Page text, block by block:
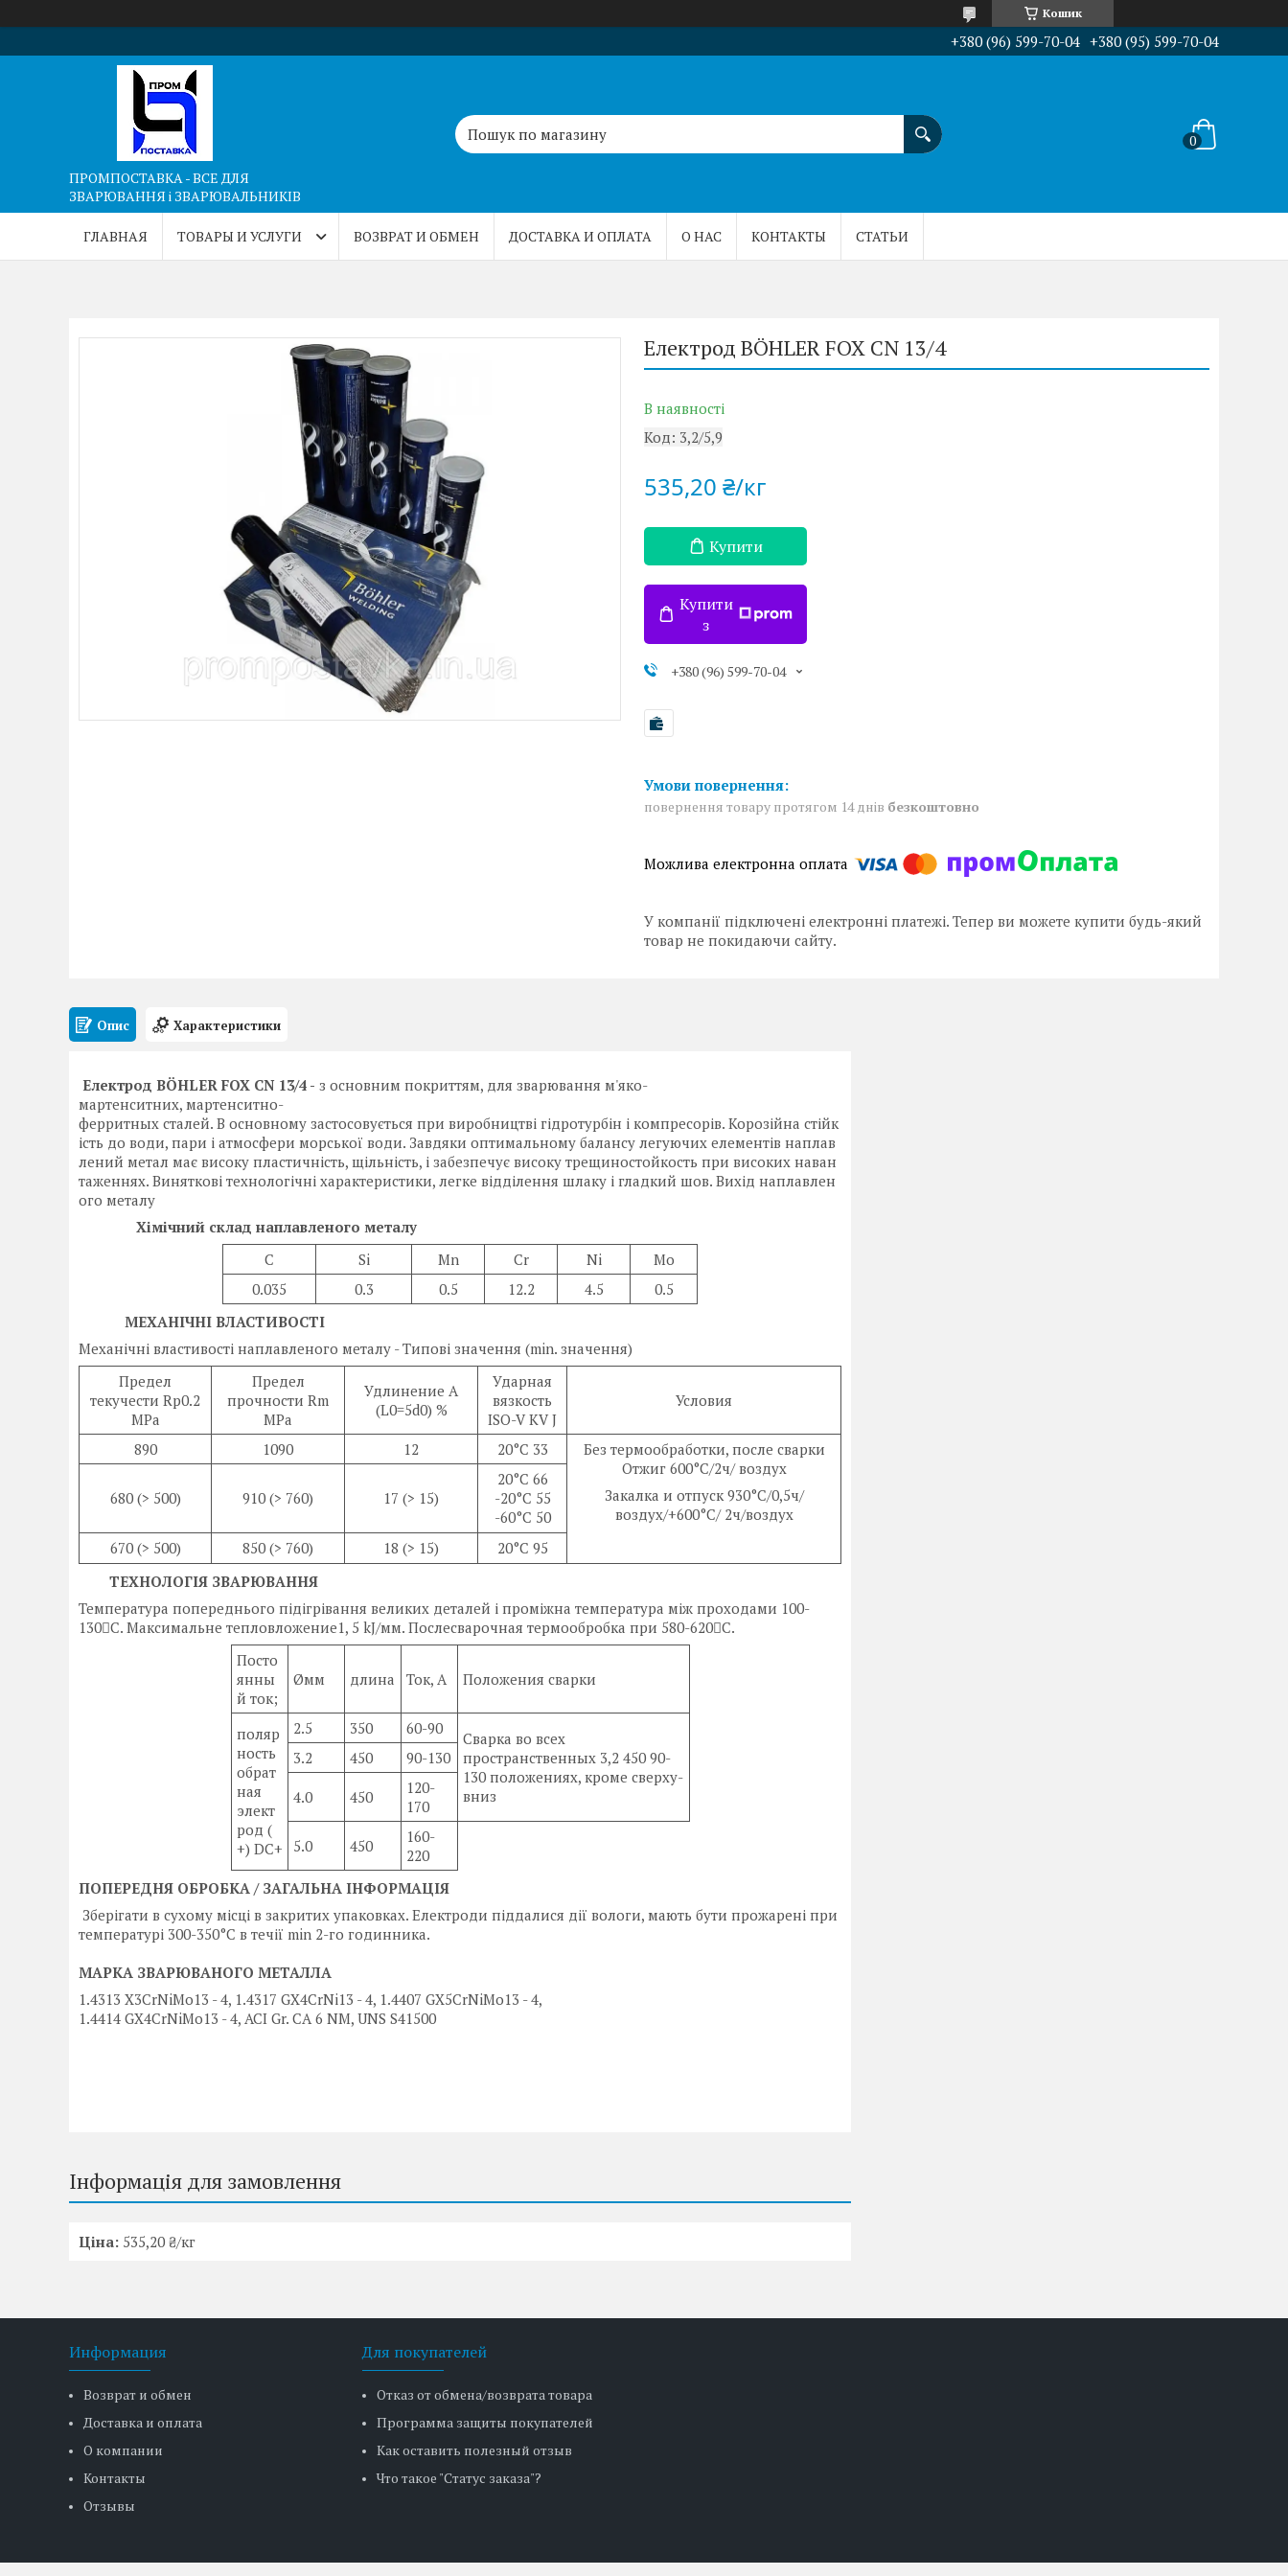
Кошик
+380 (96) 599-70-04 +380 (95) 599-70-04
ПРОМПОСТАВКА - ВСЕ ДЛЯ
ЗВАРЮВАННЯ і ЗВАРЮВАЛЬНИКІВ
ГЛАВНАЯ ТОВАРЫ И УСЛУГИ ВОЗВРАТ И ОБМЕН ДОСТАВКА И ОПЛАТА О НАС КОНТАКТЫ СТАТЬИ
Електрод BÖHLER FOX CN 13/4
В наявності
Код: 3,2/5,9
535,20 ₴/кг
Купити
Купити
з
+380 (96) 599-70-04
повернення товару протягом 14 днів безкоштовно
У компанії підключені електронні платежі. Тепер ви можете купити будь-який
товар не покидаючи сайту.
Опис Характеристики
Електрод BÖHLER FOX CN 13/4 - з основним покриттям, для зварювання м'яко-
мартенситних, мартенситно-
ферритных сталей. В основному застосовується при виробництві гідротурбін і компресорів. Корозійна стійк
ість до води, пари і атмосфери морської води. Завдяки оптимальному балансу легуючих елементів наплав
лений метал має високу пластичність, щільність, і забезпечує високу трещиностойкость при високих наван
таженнях. Виняткові технологічні характеристики, легке відділення шлаку і гладкий шов. Вихід наплавлен
ого металу
Хімічний склад наплавленого металу
C
Si Mn Cr Ni
Mo
0.035
0.3 0.5 12.2 4.5
0.5
МЕХАНІЧНІ ВЛАСТИВОСТІ
Механічні властивості наплавленого металу - Типові значення (min. значення)
Предел
текучести Rp0.2
MPa
Предел
прочности Rm
MPa
Удлинение A
(L0=5d0) %
Ударная
вязкость
ISO-V KV J
Условия
890 1090 12 20°C 33
Без термообработки, после сварки
Отжиг 600°C/2ч/ воздух
Закалка и отпуск 930°C/0,5ч/
воздух/+600°C/ 2ч/воздух
680 (> 500) 910 (> 760) 17 (> 15)
20°C 66
-20°C 55
-60°C 50
670 (> 500)
850 (> 760) 18 (> 15)
20°C 95
ТЕХНОЛОГІЯ ЗВАРЮВАННЯ
Температура попереднього підігрівання великих деталей і проміжна температура між проходами 100-
130С. Максимальне тепловложение1, 5 kJ/мм. Послесварочная термообробка при 580-620С.
Посто
янны
й ток;
Øмм длина Ток, А Положения сварки
поляр
ность
обрат
ная
элект
род (
+) DC+
2.5 350 60-90
Сварка во всех
пространственных 3,2 450 90-
130 положениях, кроме сверху-
вниз
3.2 450 90-130
4.0 450
120-
170
5.0 450
160-
220
ПОПЕРЕДНЯ ОБРОБКА / ЗАГАЛЬНА ІНФОРМАЦІЯ
Зберігати в сухому місці в закритих упаковках. Електроди піддалися дії вологи, мають бути прожарені при
температурі 300-350°C в течії min 2-го годинника.
МАРКА ЗВАРЮВАНОГО МЕТАЛЛА
1.4313 X3CrNiMo13 - 4, 1.4317 GX4CrNi13 - 4, 1.4407 GX5CrNiMo13 - 4,
1.4414 GX4CrNiMo13 - 4, ACI Gr. CA 6 NM, UNS S41500
Інформація для замовлення
Ціна: 535,20 ₴/кг
Информация
Возврат и обмен
Доставка и оплата
О компании
Контакты
Отзывы
Для покупателей
Отказ от обмена/возврата товара
Программа защиты покупателей
Как оставить полезный отзыв
Что такое "Статус заказа"?